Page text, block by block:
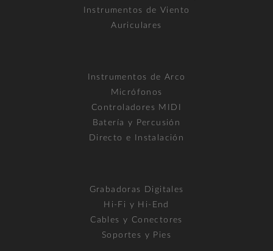
Instrumentos de Viento
Auriculares
Instrumentos de Arco
Micrófonos
Controladores MIDI
Batería y Percusión
Directo e Instalación
Grabadoras Digitales
Hi-Fi y Hi-End
Cables y Conectores
Soportes y Pies